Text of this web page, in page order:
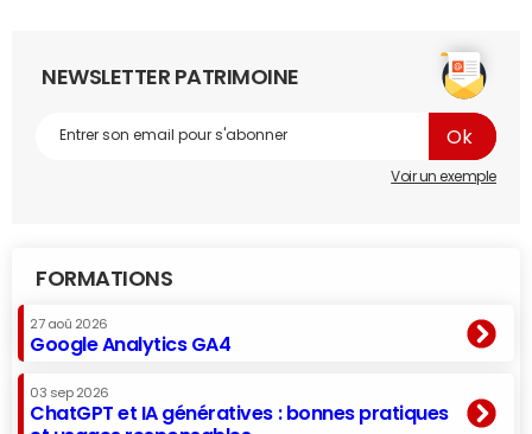
NEWSLETTER PATRIMOINE
Voir un exemple
FORMATIONS
27 aoû 2026
Google Analytics GA4
03 sep 2026
ChatGPT et IA génératives : bonnes pratiques